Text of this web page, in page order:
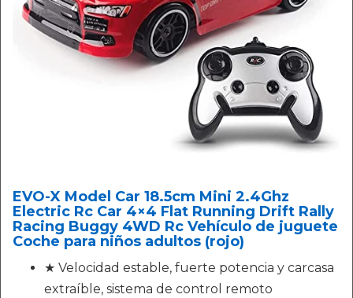
EVO-X Model Car 18.5cm Mini 2.4Ghz
Electric Rc Car 4×4 Flat Running Drift Rally
Racing Buggy 4WD Rc Vehículo de juguete
Coche para niños adultos (rojo)
★ Velocidad estable, fuerte potencia y carcasa
extraíble, sistema de control remoto